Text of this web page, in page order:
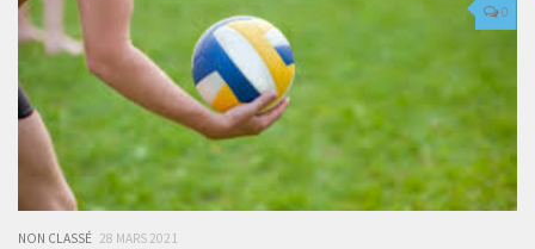
0
NON CLASSÉ 28 MARS 2021